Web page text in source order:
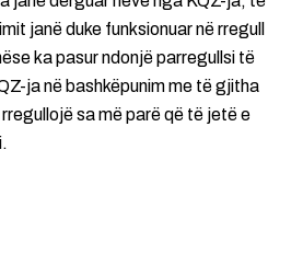
janë duke funksionuar në rregull
ka pasur ndonjë parregullsi të
ja në bashkëpunim me të gjitha
sa më parë që të jetë e